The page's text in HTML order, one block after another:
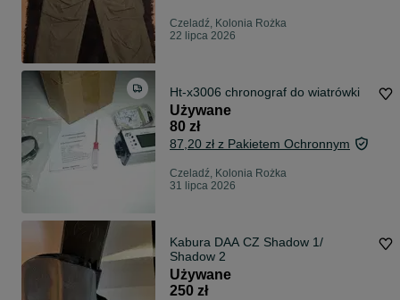
Czeladź, Kolonia Rożka
22 lipca 2026
Ht-x3006 chronograf do wiatrówki
Używane
80 zł
87,20 zł z Pakietem Ochronnym
Czeladź, Kolonia Rożka
31 lipca 2026
Kabura DAA CZ Shadow 1/
Shadow 2
Używane
250 zł